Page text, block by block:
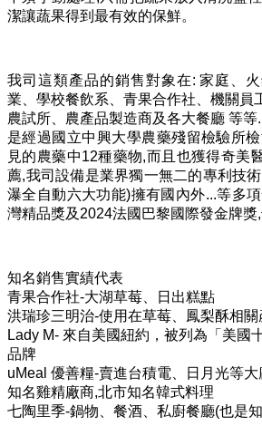
潔讓蔬果得到最有效的保鮮。
我司這類產品的銷售對象在: 家庭、
業、學校餐飲系、青果合作社、機關員
農試所、農產品製造商及各大餐廳 等
是經過國立中興大學農藥殘留檢驗所
見的農藥中12種藥物,而且也獲得奇美
薦,我司設備是業界獨一無二的專利技
瀑全自動六大功能)擁有國內外...等多
灣精品獎及2024法國巴黎國際發金牌獎,
知名銷售實績代表
青果合作社-大湖草莓、
日出糕點
洪瑞珍三明治-使用在草莓、鳳梨酥相關
Lady M- 來自美國紐約，被列為「美國
品牌
uMeal 優善糧-賣進台積電、日月光等大
知名雞精廠商,北市知名韓式料理
七陶里季-鍋物、餐酒、私廚餐廳(也是